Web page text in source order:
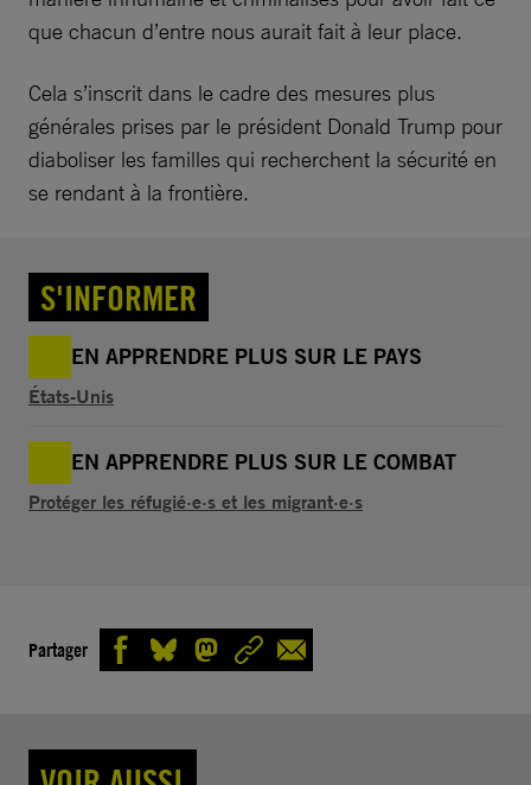
que chacun d’entre nous aurait fait à leur place.
Cela s’inscrit dans le cadre des mesures plus
générales prises par le président Donald Trump pour
diaboliser les familles qui recherchent la sécurité en
se rendant à la frontière.
S'INFORMER
EN APPRENDRE PLUS SUR LE PAYS
États-Unis
EN APPRENDRE PLUS SUR LE COMBAT
Protéger les réfugié·e·s et les migrant·e·s
Partager